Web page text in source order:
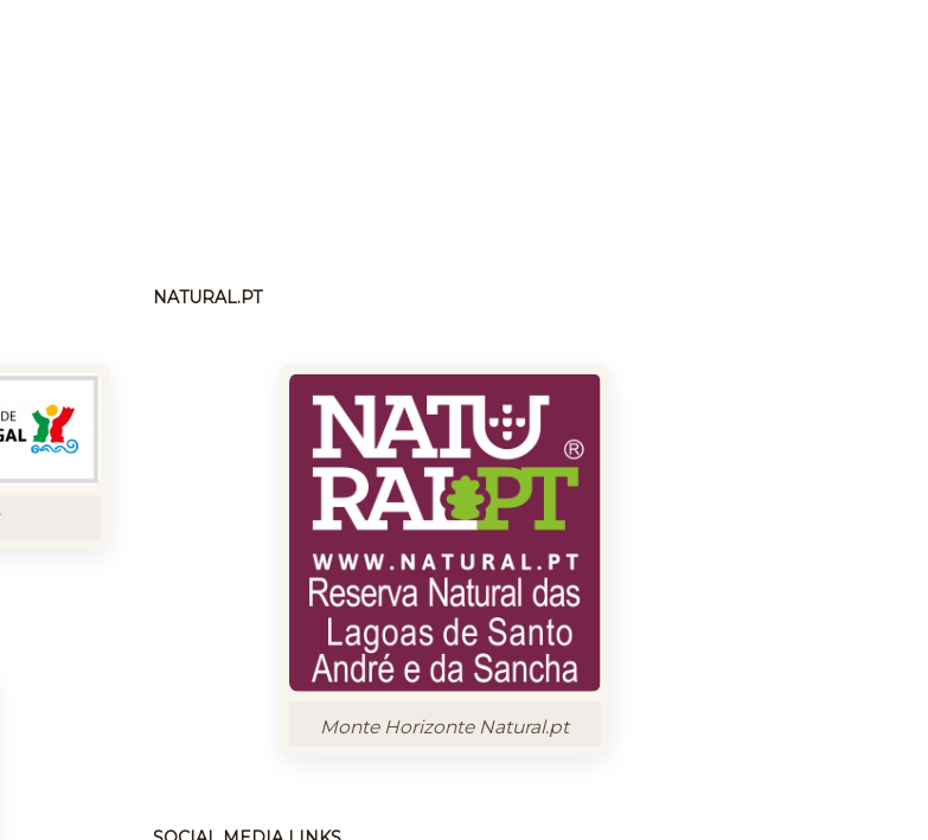
NATURAL.PT
Monte Horizonte Natural.pt